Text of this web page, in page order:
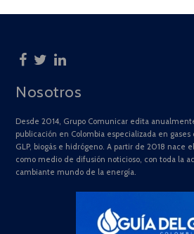
Nosotros
Desde 2014, Grupo Comunicar edita
publicación en Colombia especializada en
GLP, biogás e hidrógeno. A partir de 2018 nace
como medio de difusión noticioso, con toda la
cambiante mundo de la energía.